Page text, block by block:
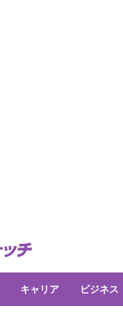
キャリア ビジネス